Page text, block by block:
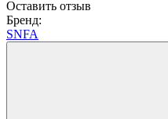
Оставить отзыв
Бренд:
SNFA